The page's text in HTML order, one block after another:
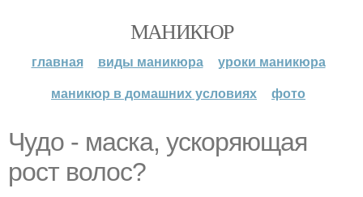
МАНИКЮР
главная виды маникюра
уроки маникюра
маникюр в домашних условиях
фото
Чудо - маска, ускоряющая
рост волос?